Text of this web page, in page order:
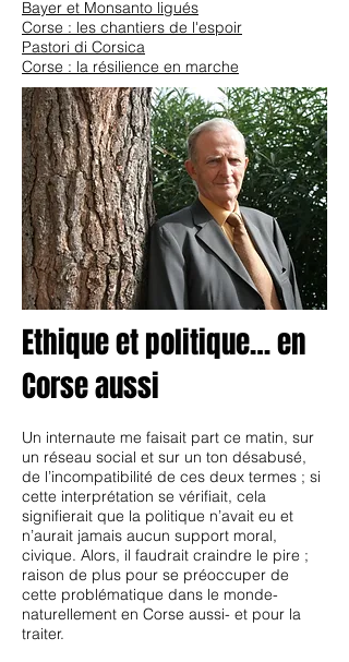
Bayer et Monsanto ligués
Corse : les chantiers de l'espoir
Pastori di Corsica
Corse : la résilience en marche
Ethique et politique… en
Corse aussi
Un internaute me faisait part ce matin, sur
un réseau social et sur un ton désabusé,
de l’incompatibilité de ces deux termes ; si
cette interprétation se vérifiait, cela
signifierait que la politique n’avait eu et
n’aurait jamais aucun support moral,
civique. Alors, il faudrait craindre le pire ;
raison de plus pour se préoccuper de
cette problématique dans le monde-
naturellement en Corse aussi- et pour la
traiter.